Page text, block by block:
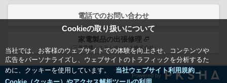
Cookieの取り扱いについて
当社では、お客様のウェブサイトでの体験を向上させ、コンテンツや
広告をパーソナライズし、ウェブサイトのトラフィックを分析するた
めに、クッキーを使用しています。
当社ウェブサイト利用規約＿
電話でのお問い合わせ
家電製品の出張修理
（三菱電機システムサービス株式会社）
Powered by